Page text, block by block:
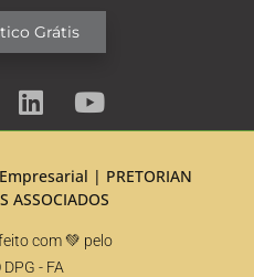
Grátis
| PRETORIAN
ASSOCIADOS
com 💚 pelo
DPG - FA